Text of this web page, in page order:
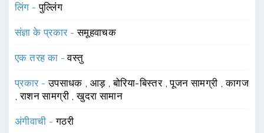
लिंग -पुल्लिंग
संज्ञा के प्रकार -समूहवाचक
एक तरह का -वस्तु
प्रकार -उपसाधक ,आड़ ,बोरिया-बिस्तर ,पूजन सामग्री ,कागज
,राशन सामग्री ,खुदरा सामान
अंगीवाची -गठरी